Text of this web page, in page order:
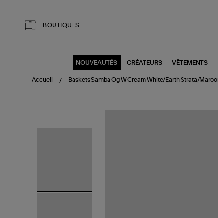
BOUTIQUES
NOUVEAUTÉS CRÉATEURS VÊTEMENTS
Accueil Baskets Samba Og W Cream White/Earth Strata/